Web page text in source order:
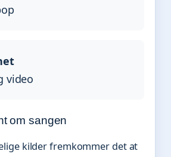
video
om sangen
kilder fremkommer det at